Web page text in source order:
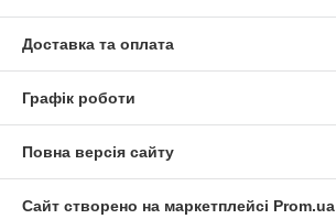
Доставка та оплата
Графік роботи
Повна версія сайту
Сайт створено на маркетплейсі Prom.ua